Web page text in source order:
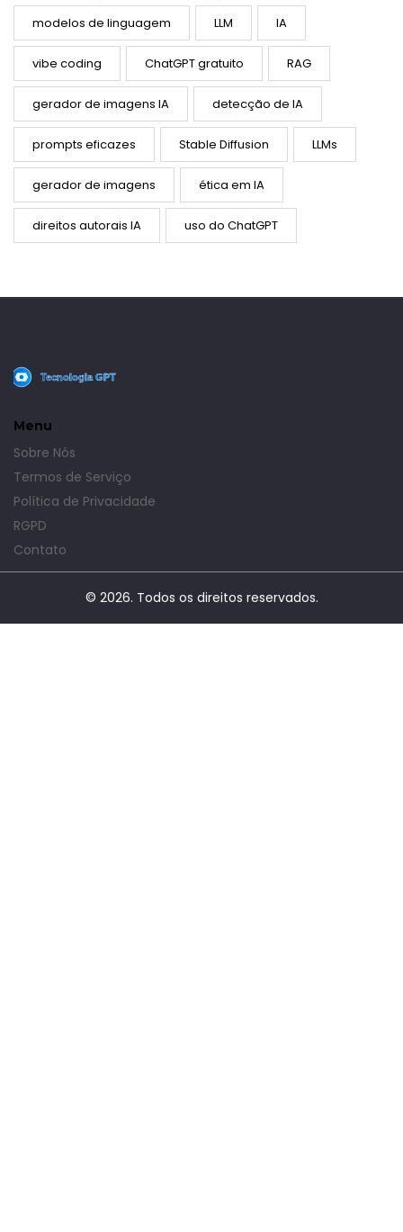
modelos de linguagem LLM IA
vibe coding ChatGPT gratuito RAG
gerador de imagens IA detecção de IA
prompts eficazes Stable Diffusion LLMs
gerador de imagens ética em IA
direitos autorais IA uso do ChatGPT
Menu
Sobre Nós
Termos de Serviço
Política de Privacidade
RGPD
Contato
© 2026. Todos os direitos reservados.